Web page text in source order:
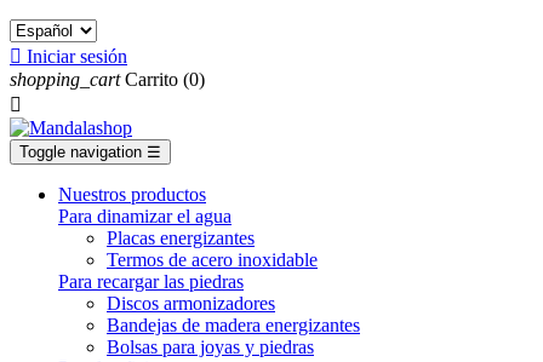
 Iniciar sesión
shopping_cart Carrito (0)

Toggle navigation ☰
Nuestros productos
Para dinamizar el agua
Placas energizantes
Termos de acero inoxidable
Para recargar las piedras
Discos armonizadores
Bandejas de madera energizantes
Bolsas para joyas y piedras